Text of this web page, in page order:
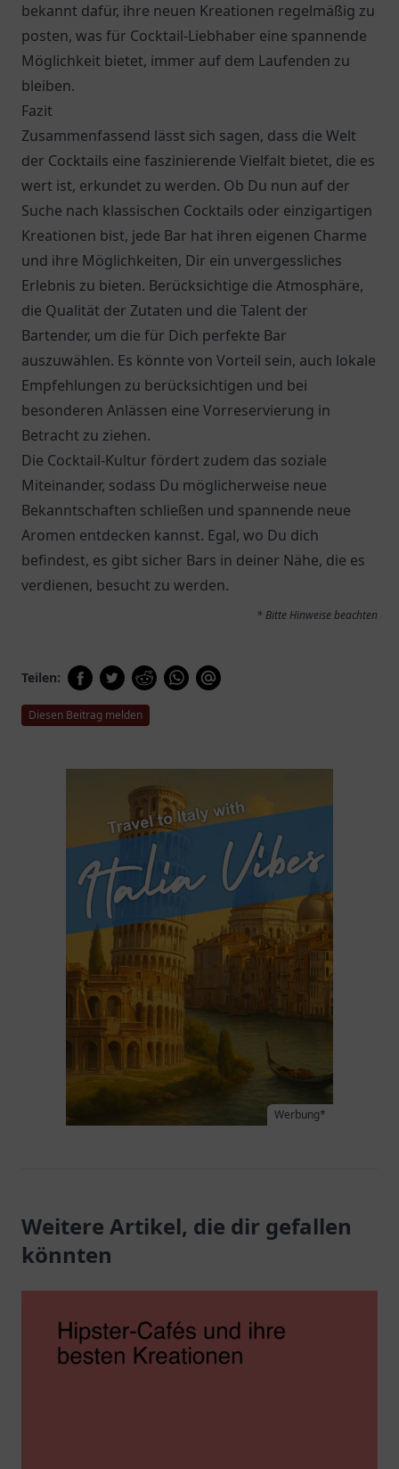
bekannt dafür, ihre neuen Kreationen regelmäßig zu
posten, was für Cocktail-Liebhaber eine spannende
Möglichkeit bietet, immer auf dem Laufenden zu
bleiben.
Fazit
Zusammenfassend lässt sich sagen, dass die Welt
der Cocktails eine faszinierende Vielfalt bietet, die es
wert ist, erkundet zu werden. Ob Du nun auf der
Suche nach klassischen Cocktails oder einzigartigen
Kreationen bist, jede Bar hat ihren eigenen Charme
und ihre Möglichkeiten, Dir ein unvergessliches
Erlebnis zu bieten. Berücksichtige die Atmosphäre,
die Qualität der Zutaten und die Talent der
Bartender, um die für Dich perfekte Bar
auszuwählen. Es könnte von Vorteil sein, auch lokale
Empfehlungen zu berücksichtigen und bei
besonderen Anlässen eine Vorreservierung in
Betracht zu ziehen.
Die Cocktail-Kultur fördert zudem das soziale
Miteinander, sodass Du möglicherweise neue
Bekanntschaften schließen und spannende neue
Aromen entdecken kannst. Egal, wo Du dich
befindest, es gibt sicher Bars in deiner Nähe, die es
verdienen, besucht zu werden.
* Bitte Hinweise beachten
Teilen:
Diesen Beitrag melden
Werbung*
Weitere Artikel, die dir gefallen
könnten